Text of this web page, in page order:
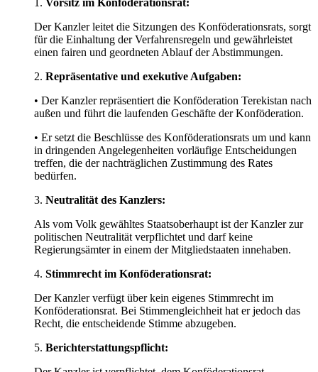
Der Kanzler leitet die Sitzungen des Konföderationsrats, sorgt
für die Einhaltung der Verfahrensregeln und gewährleistet
einen fairen und geordneten Ablauf der Abstimmungen.
2. Repräsentative und exekutive Aufgaben:
• Der Kanzler repräsentiert die Konföderation Terekistan nach
außen und führt die laufenden Geschäfte der Konföderation.
• Er setzt die Beschlüsse des Konföderationsrats um und kann
in dringenden Angelegenheiten vorläufige Entscheidungen
treffen, die der nachträglichen Zustimmung des Rates
bedürfen.
3. Neutralität des Kanzlers:
Als vom Volk gewähltes Staatsoberhaupt ist der Kanzler zur
politischen Neutralität verpflichtet und darf keine
Regierungsämter in einem der Mitgliedstaaten innehaben.
4. Stimmrecht im Konföderationsrat:
Der Kanzler verfügt über kein eigenes Stimmrecht im
Konföderationsrat. Bei Stimmengleichheit hat er jedoch das
Recht, die entscheidende Stimme abzugeben.
5. Berichterstattungspflicht: